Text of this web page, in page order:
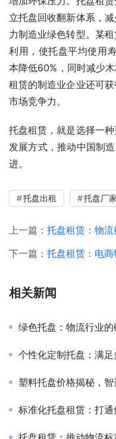
立托盘回收翻新体系，
力制造业绿色转型。某
利用，使托盘平均使用
本降低60%，同时减少
租赁的制造业企业还可
市场竞争力。
托盘租赁，就是选择一
发展方式，推动中国制
进。
托盘出租 托盘厂家
上一篇： 托盘租赁：物流
下一篇： 托盘租赁：电商
相关新闻
绿色托盘：物流行业
个性化定制托盘：满
塑料托盘价格揭秘，
标准化托盘租赁：打